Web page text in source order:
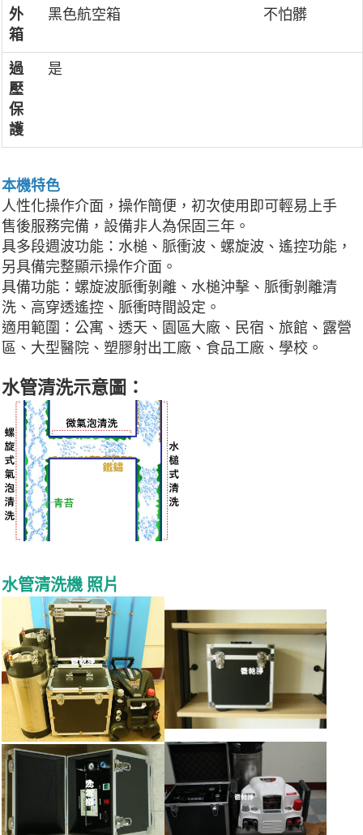
外
箱
黑色航空箱 不怕髒
過
壓
保
護
是
本機特色
人性化操作介面，操作簡便，初次使用即可輕易上手
售後服務完備，設備非人為保固三年。
具多段週波功能：水槌、脈衝波、螺旋波、遙控功能，
另具備完整顯示操作介面。
具備功能：螺旋波脈衝剝離、水槌沖擊、脈衝剝離清
洗、高穿透遙控、脈衝時間設定。
適用範圍：公寓、透天、園區大廠、民宿、旅館、露營
區、大型醫院、塑膠射出工廠、食品工廠、學校。
水管清洗示意圖：
水管清洗機 照片